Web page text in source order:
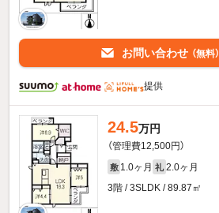
お問い合わせ （無料）
提供
24.5万円
（管理費12,500円）
敷 1.0ヶ月 礼 2.0ヶ月
3階 / 3SLDK / 89.87㎡